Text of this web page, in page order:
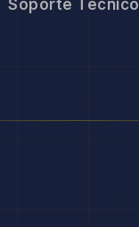
Soporte Técnico